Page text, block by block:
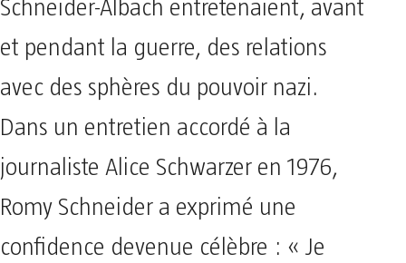
Schneider-Albach entretenaient, avant
et pendant la guerre, des relations
avec des sphères du pouvoir nazi.
Dans un entretien accordé à la
journaliste Alice Schwarzer en 1976,
Romy Schneider a exprimé une
confidence devenue célèbre : « Je